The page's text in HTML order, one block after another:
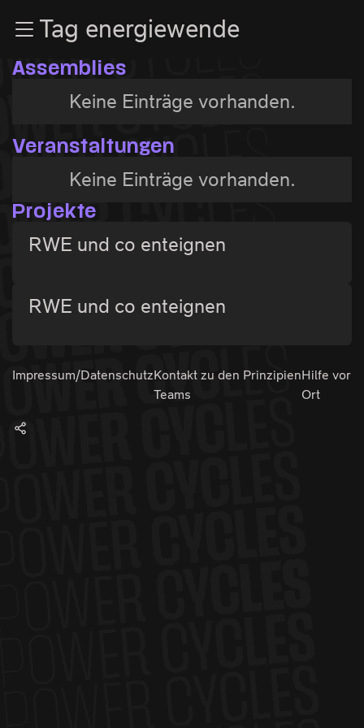
Zum InhaltTag energiewende
Assemblies
Keine Einträge vorhanden.
Veranstaltungen
Keine Einträge vorhanden.
Projekte
RWE und co enteignen
RWE und co enteignen
Impressum/DatenschutzKontakt zu den
Teams
PrinzipienHilfe vor
Ort